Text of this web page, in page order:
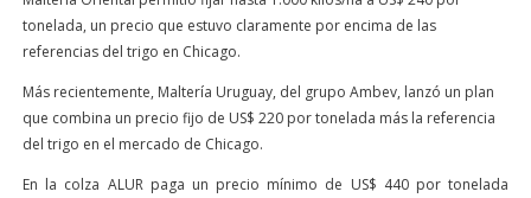
tonelada, un precio que estuvo claramente por encima de las
referencias del trigo en Chicago.
Más recientemente, Maltería Uruguay, del grupo Ambev, lanzó un plan
que combina un precio fijo de US$ 220 por tonelada más la referencia
del trigo en el mercado de Chicago.
En la colza ALUR paga un precio mínimo de US$ 440 por tonelada